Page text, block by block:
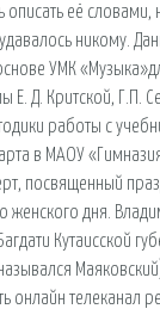
описать её
никому.
УМК
Е. Д. Критской, Г.П.
работы с
в МАОУ
посвященный
женского дня.
Кутаисской
онлайн телеканал